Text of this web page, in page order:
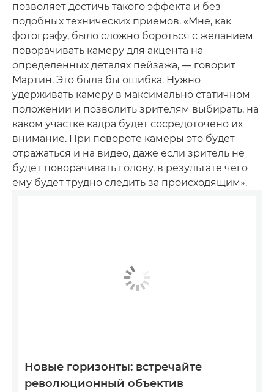
позволяет достичь такого эффекта и без
подобных технических приемов. «Мне, как
фотографу, было сложно бороться с желанием
поворачивать камеру для акцента на
определенных деталях пейзажа, — говорит
Мартин. Это была бы ошибка. Нужно
удерживать камеру в максимально статичном
положении и позволить зрителям выбирать, на
каком участке кадра будет сосредоточено их
внимание. При повороте камеры это будет
отражаться и на видео, даже если зритель не
будет поворачивать голову, в результате чего
ему будет трудно следить за происходящим».
Новые горизонты: встречайте
революционный объектив